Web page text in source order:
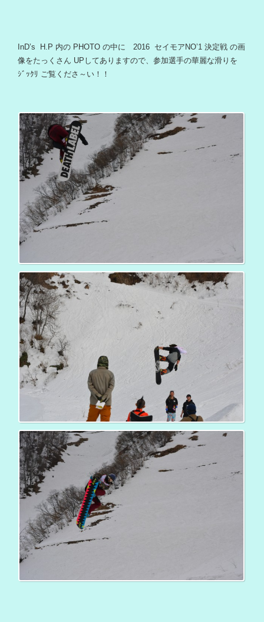
InD’s H.P 内の PHOTO の中に 2016 セイモアNO’1 決定戦 の画
像をたっくさん UPしてありますので、参加選手の華麗な滑りを
ｼﾞｯｸﾘ ご覧くださ～い！！